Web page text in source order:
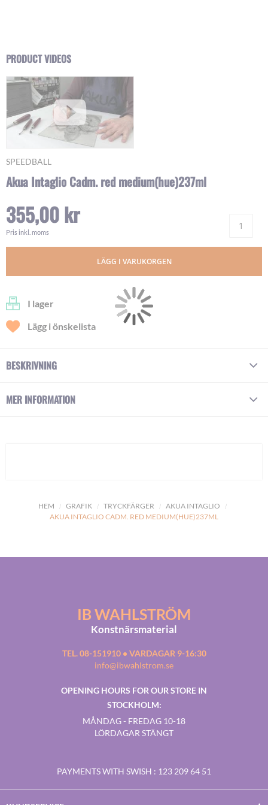
HEM GRAFIK TRYCKFÄRGER
AKUA INTAGLIO
AKUA INTAGLIO CADM. RED MEDIUM(HUE)237ML
SPEEDBALL
Akua Intaglio Cadm. red medium(hue)237ml
355,00 kr
Pris inkl. moms
LÄGG I VARUKORGEN
I lager
Lägg i önskelista
Skip
to
the
beginning
the
images
gallery
PRODUCT VIDEOS
BESKRIVNING
MER INFORMATION
IB WAHLSTRÖM
Konstnärsmaterial
TEL. 08-151910 • VARDAGAR 9-16:30
info@ibwahlstrom.se
OPENING HOURS FOR OUR STORE IN
STOCKHOLM:
MÅNDAG - FREDAG 10-18
LÖRDAGAR STÄNGT
PAYMENTS WITH SWISH : 123 209 64 51